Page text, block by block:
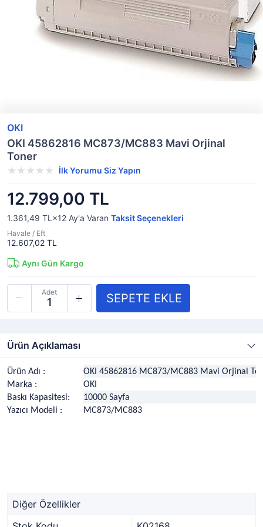
OKI
OKI 45862816 MC873/MC883 Mavi Orjinal
Toner
İlk Yorumu Siz Yapın
12.799,00 TL
1.361,49 TL×12 Ay'a Varan Taksit Seçenekleri
Havale / Eft
12.607,02 TL
Aynı Gün Kargo
Adet
Ürün Açıklaması
Ürün Adı :
OKI 45862816 MC873/MC883 Mavi Orjinal
Marka :
OKI
Baskı Kapasitesi:
10000 Sayfa
Yazıcı Modeli :
MC873/MC883
Diğer Özellikler